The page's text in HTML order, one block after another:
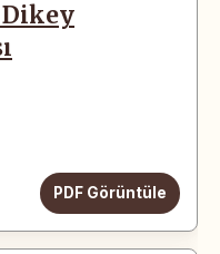
Dikey
PDF Görüntüle